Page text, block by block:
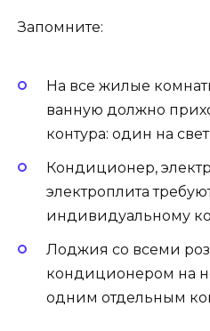
Запомните:
На все жилые
ванную должно
контура: один на
Кондиционер,
электроплита
индивидуальному
Лоджия со всеми
кондиционером на
одним отдельным